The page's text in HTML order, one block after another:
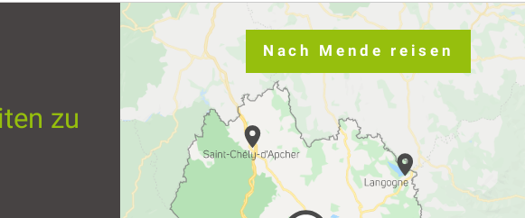
zu
Nach Mende reisen